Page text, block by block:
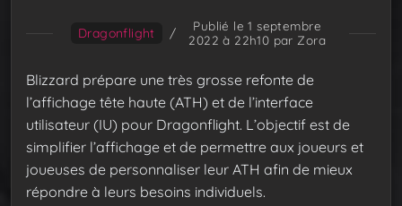
Dragonflight /
Publié le 1 septembre
2022 à 22h10 par Zora
Blizzard prépare une très grosse refonte de
l’affichage tête haute (ATH) et de l’interface
utilisateur (IU) pour Dragonflight. L’objectif est de
simplifier l’affichage et de permettre aux joueurs et
joueuses de personnaliser leur ATH afin de mieux
répondre à leurs besoins individuels.